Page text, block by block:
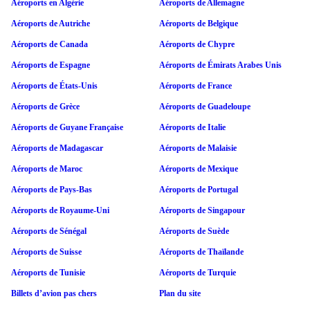
Aéroports en Algérie Aéroports de Allemagne
Aéroports de Autriche Aéroports de Belgique
Aéroports de Canada Aéroports de Chypre
Aéroports de Espagne Aéroports de Émirats Arabes Unis
Aéroports de États-Unis Aéroports de France
Aéroports de Grèce Aéroports de Guadeloupe
Aéroports de Guyane Française Aéroports de Italie
Aéroports de Madagascar Aéroports de Malaisie
Aéroports de Maroc Aéroports de Mexique
Aéroports de Pays-Bas Aéroports de Portugal
Aéroports de Royaume-Uni Aéroports de Singapour
Aéroports de Sénégal Aéroports de Suède
Aéroports de Suisse Aéroports de Thaïlande
Aéroports de Tunisie Aéroports de Turquie
Billets d’avion pas chers Plan du site